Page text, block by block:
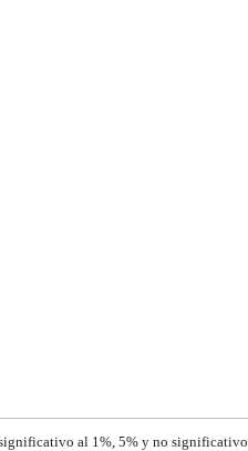
al 1%, 5% y no significativo,